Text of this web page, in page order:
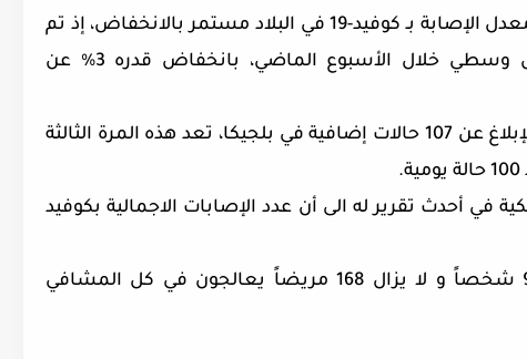
إلى ذلك، أكد المركز الوطني للأزمات أن معدل الإصابة بـ كوفيد-19 في البلاد مستمر بالانخفاض، إذ تم
تسجيل 85.1 حالة إصابة يومية كمعدل وسطي خلال الأسبوع الماضي، بانخفاض قدره 3% عن
لكن اليوم الاثنين الموافق لـ 6 يوليو، تم الإبلاغ عن 107 حالات إضافية في بلجيكا، تعد هذه المرة الثالثة
في أحدث تقرير له الى أن عدد الإصابات الاجمالية بكوفيد
أما عدد الوفيات الإجمالي فقد بلغ 9771 شخصاً و لا يزال 168 مريضاً يعالجون في كل المشافي